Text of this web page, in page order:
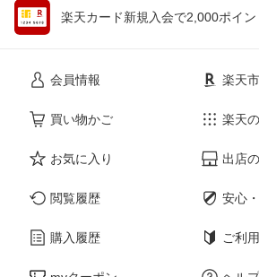
楽天カード新規入会で2,000ポイン
会員情報
買い物かご
お気に入り
閲覧履歴
購入履歴
楽天
楽天
出店
安心
ご利